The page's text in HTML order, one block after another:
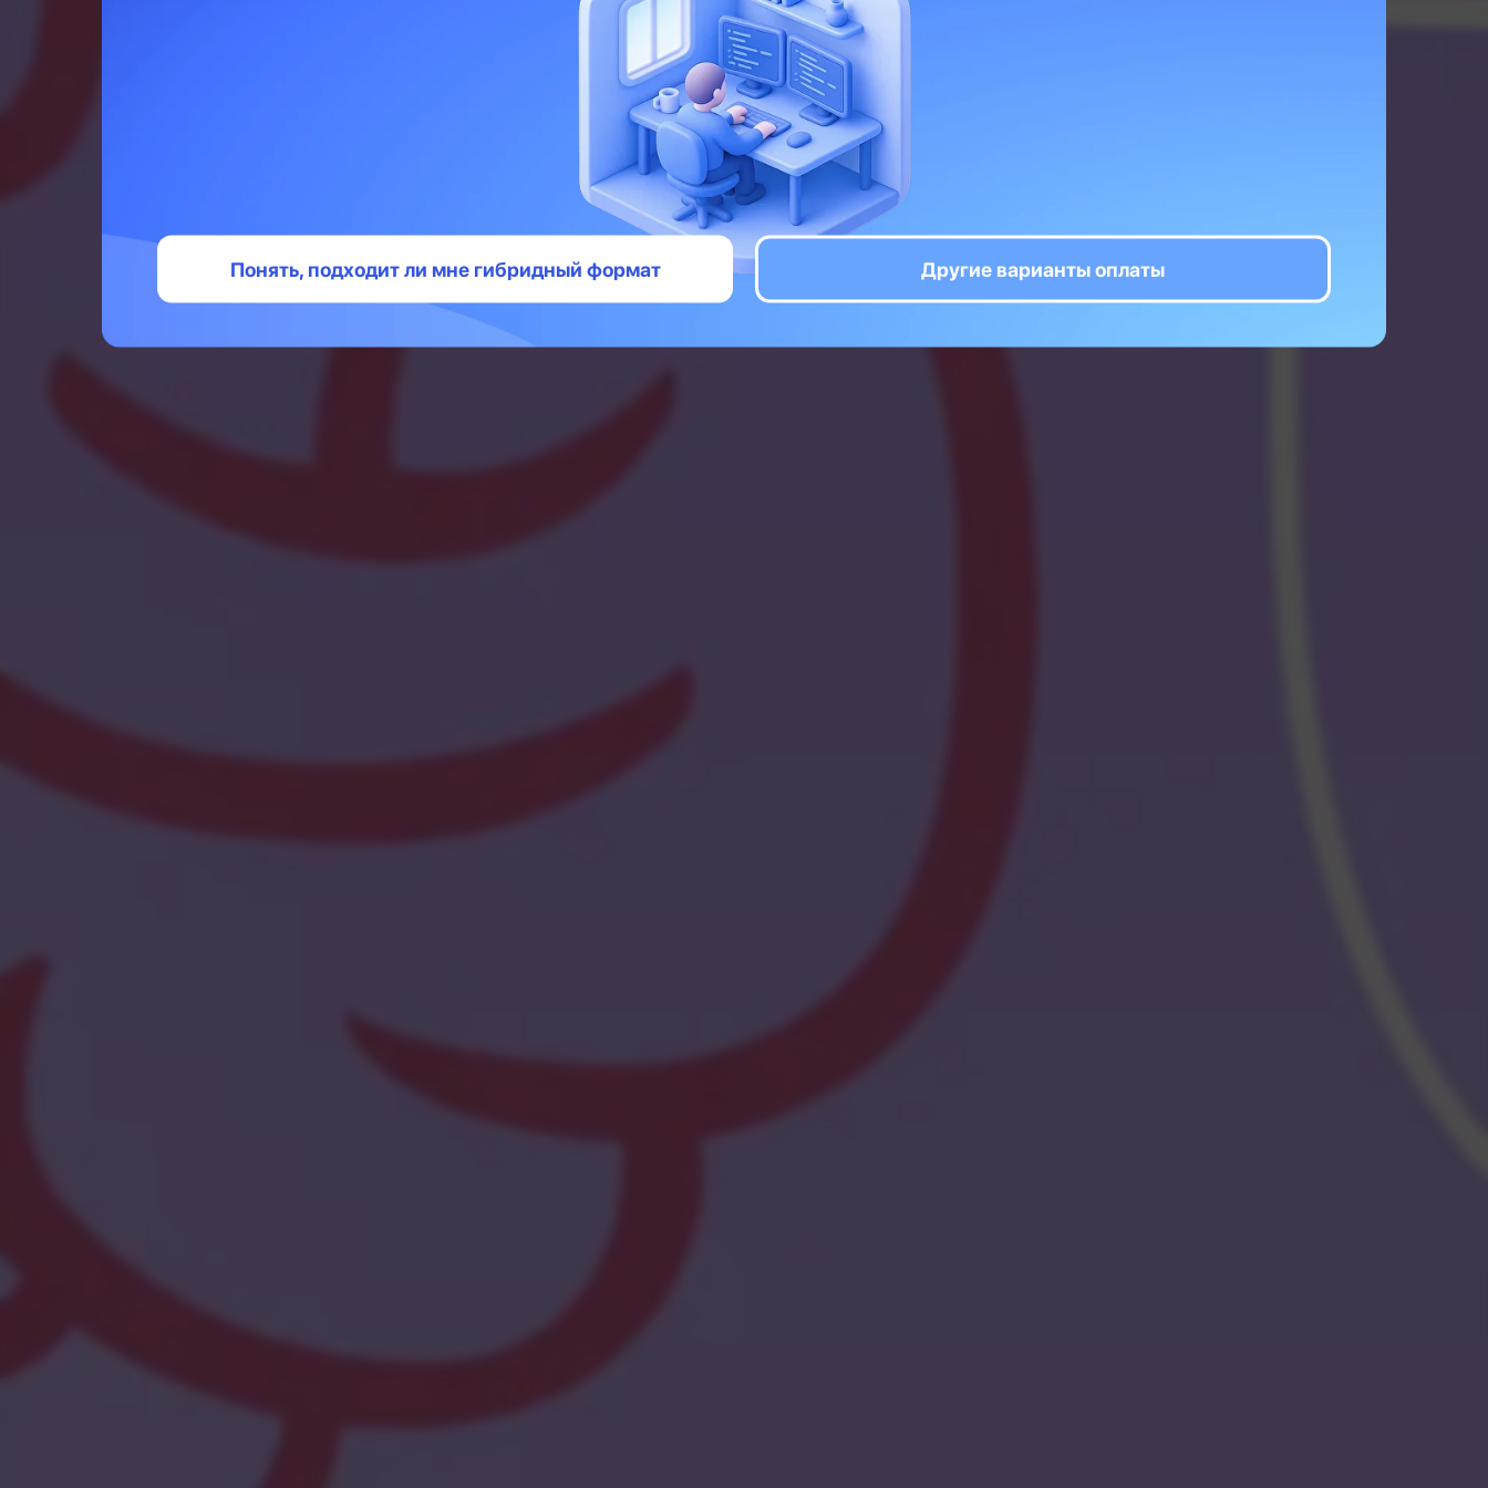
несколько Pet-проектов и готов ворваться в мир IT. Но тут перед
тобой встаёт тот самый барьер, о котором многие говорят: «Нет
опыта — нет работы». Кажется, будто попал в самый сложный
квест — Escape room, где единственный выход закрыт условием:
«Требуется опыт работы». Но не переживай, из этой ловушки есть
выходы, и мы расскажем о них.
Время чтения: 3 минуты
Другие варианты оплаты
Понять, подходит ли мне гибридный формат